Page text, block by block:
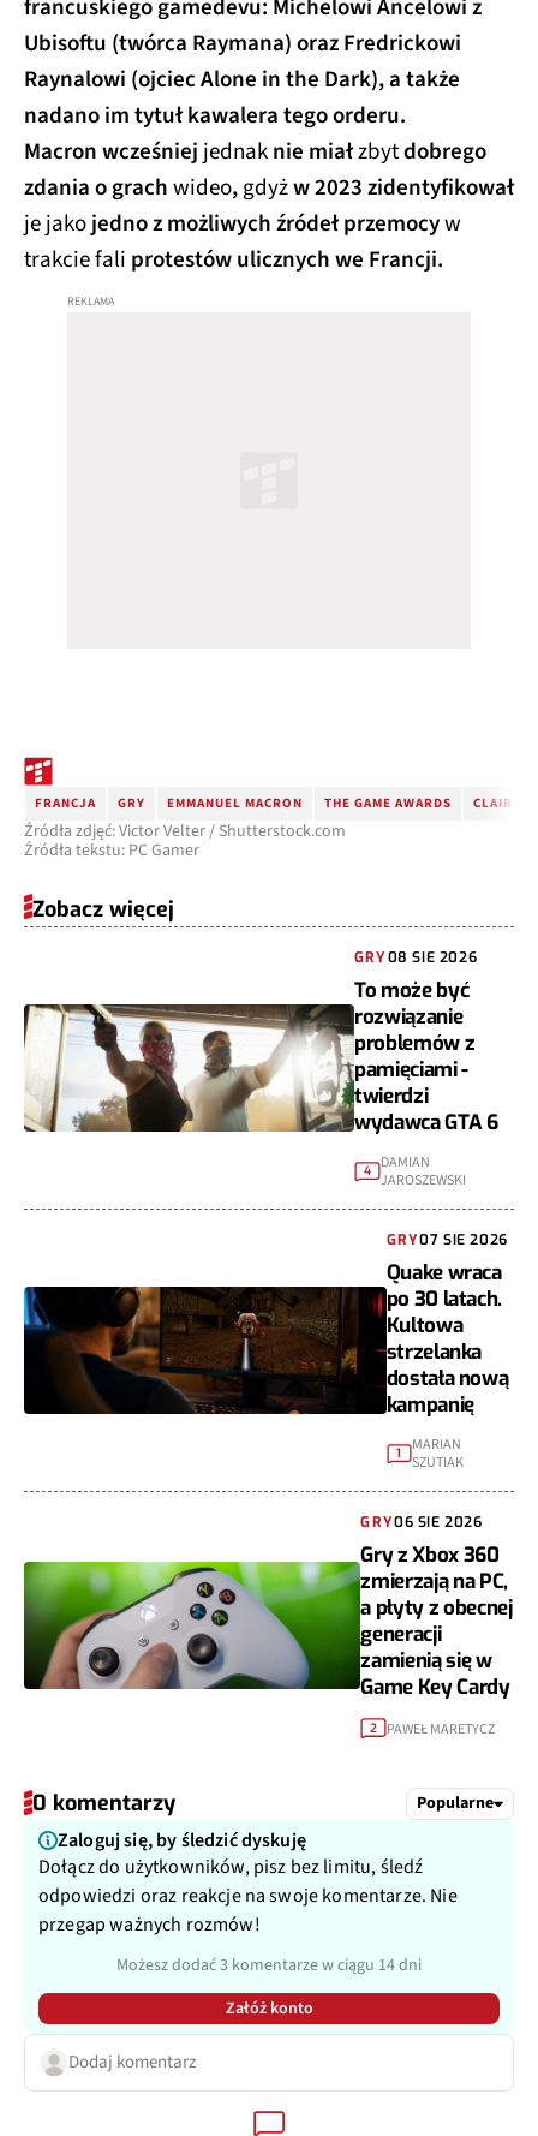
francuskiego gamedevu: Michelowi Ancelowi z
Ubisoftu (twórca Raymana) oraz Fredrickowi
Raynalowi (ojciec Alone in the Dark), a także
nadano im tytuł kawalera tego orderu.
Macron wcześniej jednaknie miałzbytdobrego
zdania o grachwideo,gdyżw 2023 zidentyfikował
je jakojedno z możliwych źródeł przemocyw
trakciefali protestów ulicznych we Francji.
FRANCJA GRY EMMANUEL MACRON THE GAME AWARDS CLAIR
Źródła zdjęć: Victor Velter / Shutterstock.com
Źródła tekstu: PC Gamer
Zobacz więcej
GRY08 SIE 2026
To może być
rozwiązanie
problemów z
pamięciami -
twierdzi
wydawca GTA 6
4 DAMIAN
JAROSZEWSKI
GRY07 SIE 2026
Quake wraca
po 30 latach.
Kultowa
strzelanka
dostała nową
kampanię
1
MARIAN
SZUTIAK
GRY06 SIE 2026
Gry z Xbox 360
zmierzają na PC,
a płyty z obecnej
generacji
zamienią się w
Game Key Cardy
2 PAWEŁ MARETYCZ
0 komentarzy Popularne
Zaloguj się, by śledzić dyskuję
Dołącz do użytkowników, pisz bez limitu, śledź
odpowiedzi oraz reakcje na swoje komentarze. Nie
przegap ważnych rozmów!
Możesz dodać 3 komentarze w ciągu 14 dni
Załóż konto
Dodaj komentarz